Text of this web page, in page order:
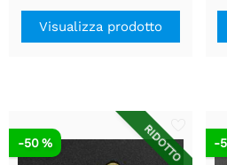
Visualizza prodotto
RIDOTTO
-50 % -